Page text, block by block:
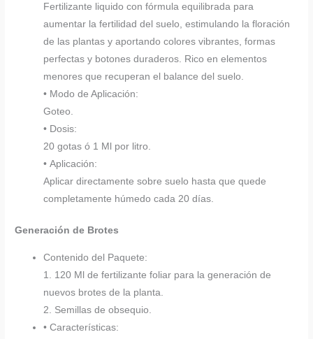
Fertilizante liquido con fórmula equilibrada para
aumentar la fertilidad del suelo, estimulando la floración
de las plantas y aportando colores vibrantes, formas
perfectas y botones duraderos. Rico en elementos
menores que recuperan el balance del suelo.
• Modo de Aplicación:
Goteo.
• Dosis:
20 gotas ó 1 Ml por litro.
• Aplicación:
Aplicar directamente sobre suelo hasta que quede
completamente húmedo cada 20 días.
Generación de Brotes
Contenido del Paquete:
1. 120 Ml de fertilizante foliar para la generación de
nuevos brotes de la planta.
2. Semillas de obsequio.
• Características: